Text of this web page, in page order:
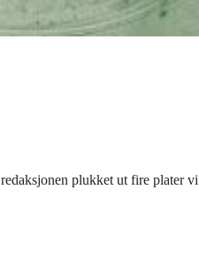
plukket ut fire plater